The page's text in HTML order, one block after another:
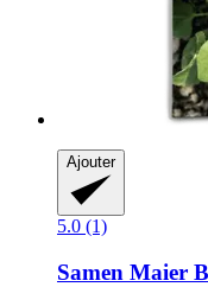
Ajouter
5.0 (1)
Samen Maier